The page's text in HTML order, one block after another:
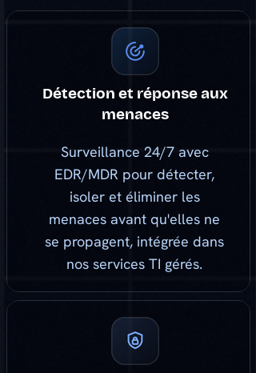
Détection et réponse aux
menaces
Surveillance 24/7 avec
EDR/MDR pour détecter,
isoler et éliminer les
menaces avant qu'elles ne
se propagent, intégrée dans
nos services TI gérés.